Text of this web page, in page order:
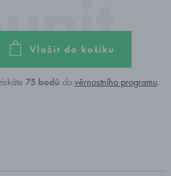
Vložit do košíku
75 bodů dověrnostního programu.